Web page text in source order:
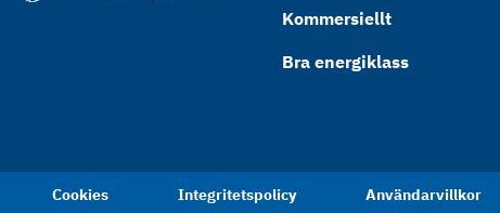
Kommersiellt
Bra energiklass
Cookies Integritetspolicy Användarvillkor